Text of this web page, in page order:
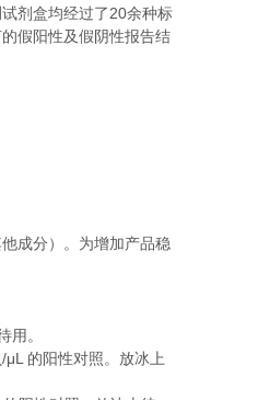
剂盒均经过了 20余种标
假阳性及假阴性报告结
成分）。为增加产品稳
用。
/μL 的阳性对照。放冰上